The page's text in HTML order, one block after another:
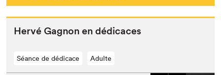
Hervé Gagnon en dédicaces
Séance de dédicace Adulte